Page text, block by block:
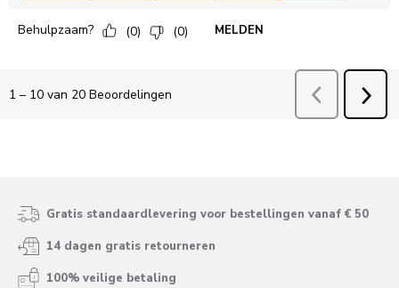
Gratis standaardlevering voor bestellingen vanaf € 50
14 dagen gratis retourneren
100% veilige betaling